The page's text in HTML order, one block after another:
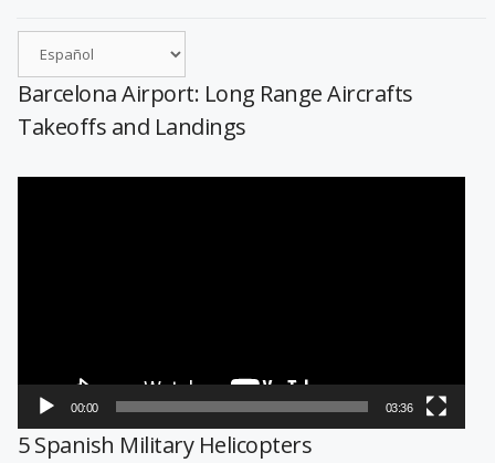
Barcelona Airport: Long Range Aircrafts
Takeoffs and Landings
00:00 03:36
5 Spanish Military Helicopters